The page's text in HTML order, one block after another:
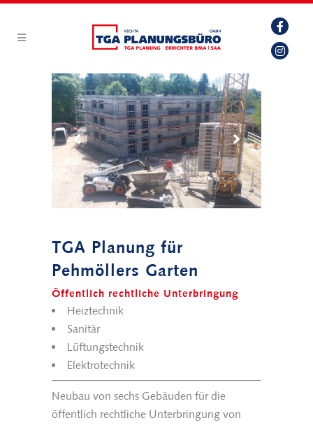
TGA Planung für
Pehmöllers Garten
Öffentlich rechtliche Unterbringung
Heiztechnik
Sanitär
Lüftungstechnik
Elektrotechnik
Neubau von sechs Gebäuden für die
öffentlich rechtliche Unterbringung von